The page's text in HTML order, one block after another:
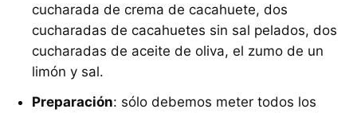
cucharada de crema de cacahuete, dos
cucharadas de cacahuetes sin sal pelados, dos
cucharadas de aceite de oliva, el zumo de un
limón y sal.
Preparación: sólo debemos meter todos los